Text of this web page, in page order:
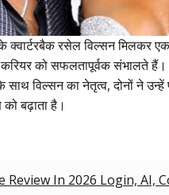
के क्वार्टरबैक रसेल विल्सन मिलकर
को सफलतापूर्वक संभालते हैं।
साथ विल्सन का नेतृत्व, दोनों ने
बढ़ाता है।
Review In 2026 Login, AI,